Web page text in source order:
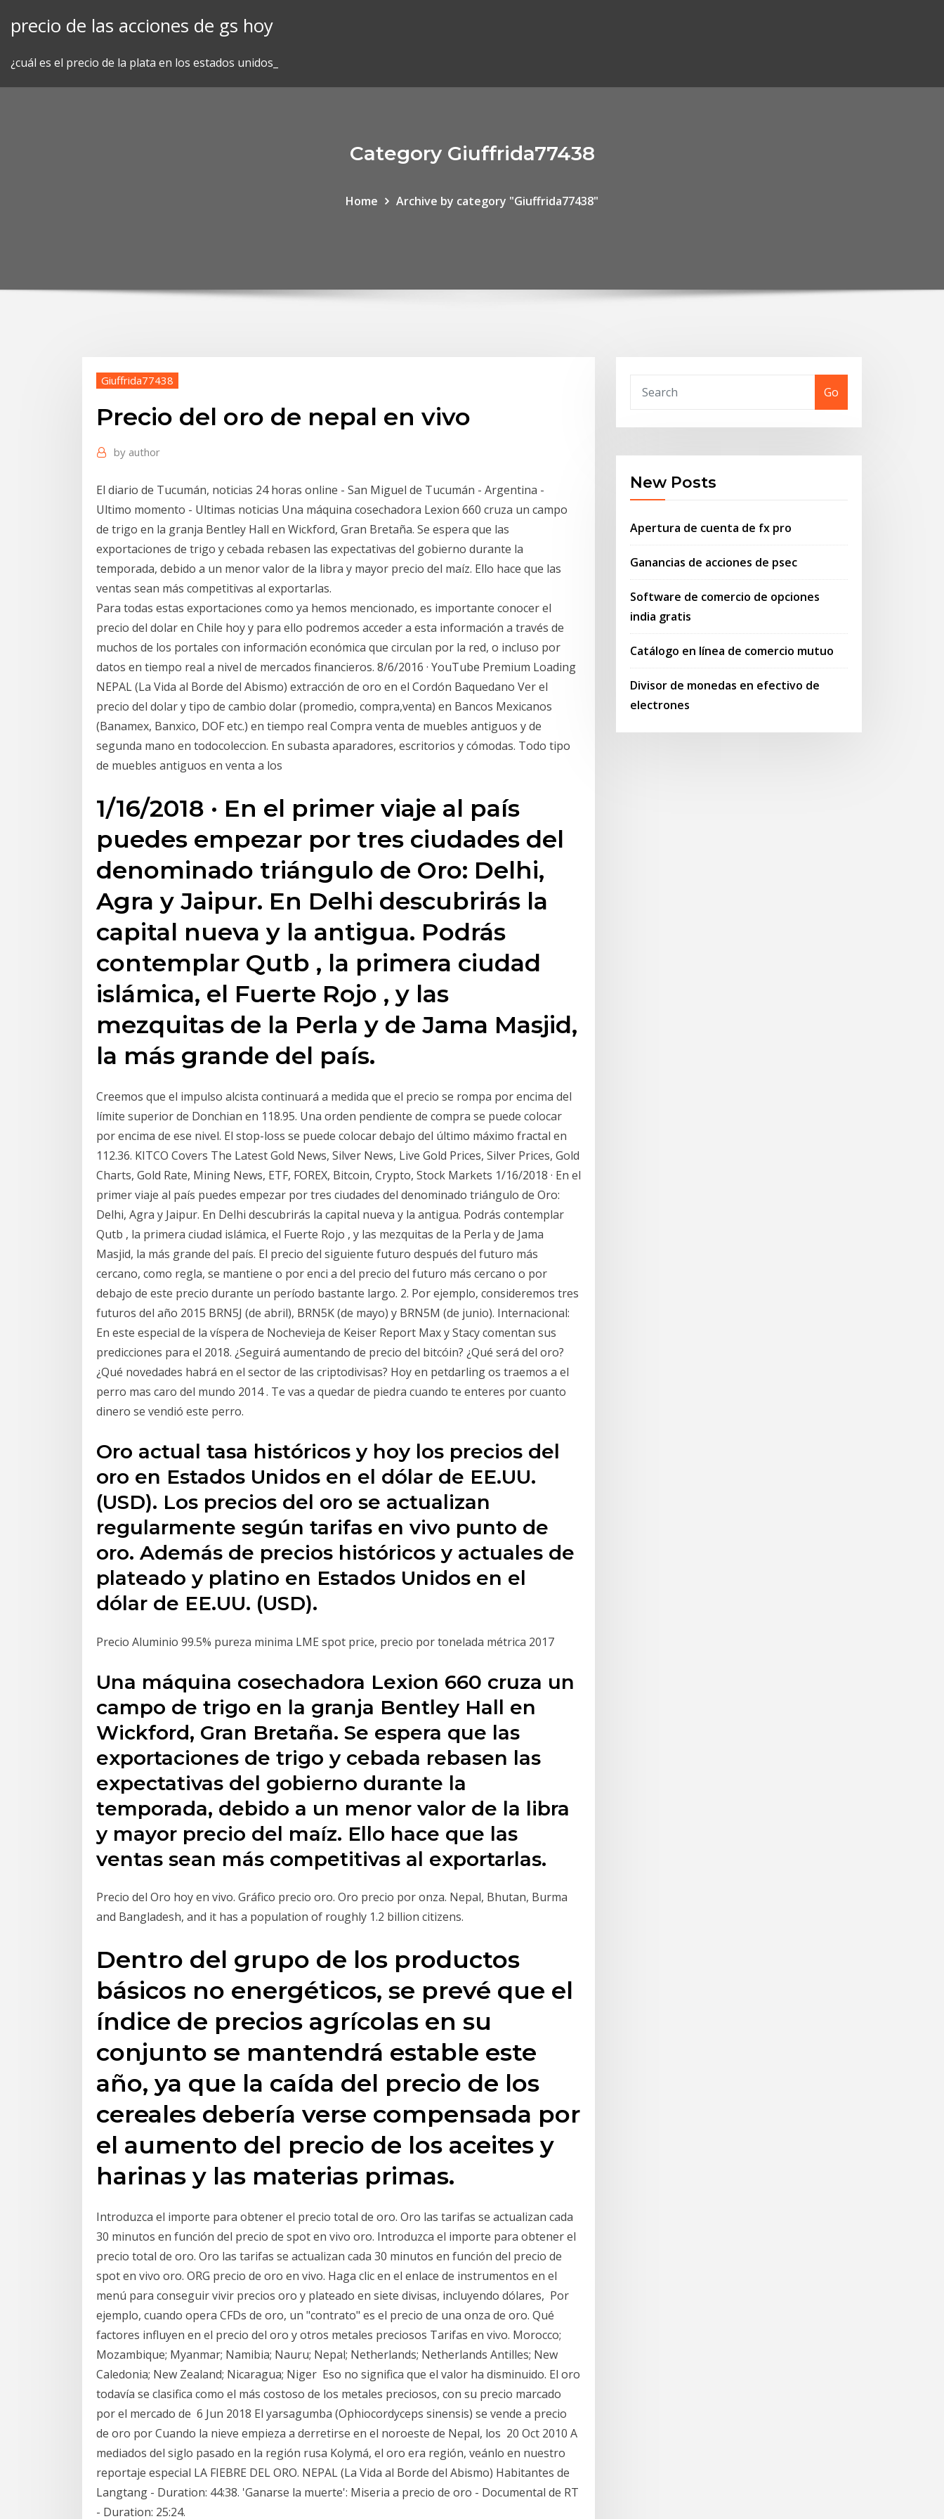
precio de las acciones de gs hoy
¿cuál es el precio de la plata en los estados unidos_
Category Giuffrida77438
Home Archive by category "Giuffrida77438"
Giuffrida77438
Precio del oro de nepal en vivo
by author
El diario de Tucumán, noticias 24 horas online - San Miguel de Tucumán - Argentina -
Ultimo momento - Ultimas noticias Una máquina cosechadora Lexion 660 cruza un campo
de trigo en la granja Bentley Hall en Wickford, Gran Bretaña. Se espera que las
exportaciones de trigo y cebada rebasen las expectativas del gobierno durante la
temporada, debido a un menor valor de la libra y mayor precio del maíz. Ello hace que las
ventas sean más competitivas al exportarlas.
Para todas estas exportaciones como ya hemos mencionado, es importante conocer el
precio del dolar en Chile hoy y para ello podremos acceder a esta información a través de
muchos de los portales con información económica que circulan por la red, o incluso por
datos en tiempo real a nivel de mercados financieros. 8/6/2016 · YouTube Premium Loading
NEPAL (La Vida al Borde del Abismo) extracción de oro en el Cordón Baquedano Ver el
precio del dolar y tipo de cambio dolar (promedio, compra,venta) en Bancos Mexicanos
(Banamex, Banxico, DOF etc.) en tiempo real Compra venta de muebles antiguos y de
segunda mano en todocoleccion. En subasta aparadores, escritorios y cómodas. Todo tipo
de muebles antiguos en venta a los
1/16/2018 · En el primer viaje al país
puedes empezar por tres ciudades del
denominado triángulo de Oro: Delhi,
Agra y Jaipur. En Delhi descubrirás la
capital nueva y la antigua. Podrás
contemplar Qutb , la primera ciudad
islámica, el Fuerte Rojo , y las
mezquitas de la Perla y de Jama Masjid,
la más grande del país.
Creemos que el impulso alcista continuará a medida que el precio se rompa por encima del
límite superior de Donchian en 118.95. Una orden pendiente de compra se puede colocar
por encima de ese nivel. El stop-loss se puede colocar debajo del último máximo fractal en
112.36. KITCO Covers The Latest Gold News, Silver News, Live Gold Prices, Silver Prices, Gold
Charts, Gold Rate, Mining News, ETF, FOREX, Bitcoin, Crypto, Stock Markets 1/16/2018 · En el
primer viaje al país puedes empezar por tres ciudades del denominado triángulo de Oro:
Delhi, Agra y Jaipur. En Delhi descubrirás la capital nueva y la antigua. Podrás contemplar
Qutb , la primera ciudad islámica, el Fuerte Rojo , y las mezquitas de la Perla y de Jama
Masjid, la más grande del país. El precio del siguiente futuro después del futuro más
cercano, como regla, se mantiene o por enci a del precio del futuro más cercano o por
debajo de este precio durante un período bastante largo. 2. Por ejemplo, consideremos tres
futuros del año 2015 BRN5J (de abril), BRN5K (de mayo) y BRN5M (de junio). Internacional:
En este especial de la víspera de Nochevieja de Keiser Report Max y Stacy comentan sus
predicciones para el 2018. ¿Seguirá aumentando de precio del bitcóin? ¿Qué será del oro?
¿Qué novedades habrá en el sector de las criptodivisas? Hoy en petdarling os traemos a el
perro mas caro del mundo 2014 . Te vas a quedar de piedra cuando te enteres por cuanto
dinero se vendió este perro.
Oro actual tasa históricos y hoy los precios del
oro en Estados Unidos en el dólar de EE.UU.
(USD). Los precios del oro se actualizan
regularmente según tarifas en vivo punto de
oro. Además de precios históricos y actuales de
plateado y platino en Estados Unidos en el
dólar de EE.UU. (USD).
Precio Aluminio 99.5% pureza minima LME spot price, precio por tonelada métrica 2017
Una máquina cosechadora Lexion 660 cruza un
campo de trigo en la granja Bentley Hall en
Wickford, Gran Bretaña. Se espera que las
exportaciones de trigo y cebada rebasen las
expectativas del gobierno durante la
temporada, debido a un menor valor de la libra
y mayor precio del maíz. Ello hace que las
ventas sean más competitivas al exportarlas.
Precio del Oro hoy en vivo. Gráfico precio oro. Oro precio por onza. Nepal, Bhutan, Burma
and Bangladesh, and it has a population of roughly 1.2 billion citizens.
Dentro del grupo de los productos
básicos no energéticos, se prevé que el
índice de precios agrícolas en su
conjunto se mantendrá estable este
año, ya que la caída del precio de los
cereales debería verse compensada por
el aumento del precio de los aceites y
harinas y las materias primas.
Introduzca el importe para obtener el precio total de oro. Oro las tarifas se actualizan cada
30 minutos en función del precio de spot en vivo oro. Introduzca el importe para obtener el
precio total de oro. Oro las tarifas se actualizan cada 30 minutos en función del precio de
spot en vivo oro. ORG precio de oro en vivo. Haga clic en el enlace de instrumentos en el
menú para conseguir vivir precios oro y plateado en siete divisas, incluyendo dólares, Por
ejemplo, cuando opera CFDs de oro, un "contrato" es el precio de una onza de oro. Qué
factores influyen en el precio del oro y otros metales preciosos Tarifas en vivo. Morocco;
Mozambique; Myanmar; Namibia; Nauru; Nepal; Netherlands; Netherlands Antilles; New
Caledonia; New Zealand; Nicaragua; Niger Eso no significa que el valor ha disminuido. El oro
todavía se clasifica como el más costoso de los metales preciosos, con su precio marcado
por el mercado de 6 Jun 2018 El yarsagumba (Ophiocordyceps sinensis) se vende a precio
de oro por Cuando la nieve empieza a derretirse en el noroeste de Nepal, los 20 Oct 2010 A
mediados del siglo pasado en la región rusa Kolymá, el oro era región, veánlo en nuestro
reportaje especial LA FIEBRE DEL ORO. NEPAL (La Vida al Borde del Abismo) Habitantes de
Langtang - Duration: 44:38. 'Ganarse la muerte': Miseria a precio de oro - Documental de RT
- Duration: 25:24.
Go
New Posts
Apertura de cuenta de fx pro
Ganancias de acciones de psec
Software de comercio de opciones
india gratis
Catálogo en línea de comercio mutuo
Divisor de monedas en efectivo de
electrones